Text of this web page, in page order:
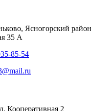
Ясногорский
35 А
85-54
Кооперативная 2